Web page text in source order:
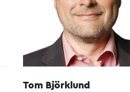
Tom Björklund